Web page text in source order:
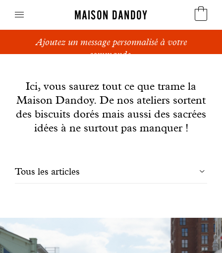
MAISON DANDOY
Speculoos
Pains sucrés
Gâteaux
Ajoutez un message personnalisé à votre
commande.
Ici, vous saurez tout ce que trame la
Maison Dandoy. De nos ateliers sortent
des biscuits dorés mais aussi des sacrées
idées à ne surtout pas manquer !
Filtrer
Tous les articles